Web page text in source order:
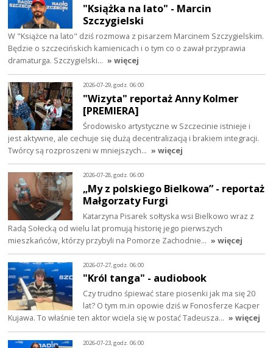
"Książka na lato" - Marcin
Szczygielski
W "Książce na lato" dziś rozmowa z pisarzem Marcinem Szczygielskim.
Będzie o szczecińskich kamienicach i o tym co o zawał przyprawia
dramaturga. Szczygielski… » więcej
2026-07-29, godz. 06:00
"Wizyta" reportaż Anny Kolmer
[PREMIERA]
Środowisko artystyczne w Szczecinie istnieje i
jest aktywne, ale cechuje się dużą decentralizacją i brakiem integracji.
Twórcy są rozproszeni w mniejszych… » więcej
2026-07-28, godz. 06:00
„My z polskiego Bielkowa” - reportaż
Małgorzaty Furgi
Katarzyna Pisarek sołtyska wsi Bielkowo wraz z
Radą Sołecką od wielu lat promują historię jego pierwszych
mieszkańców, którzy przybyli na Pomorze Zachodnie… » więcej
2026-07-27, godz. 06:00
"Król tanga" - audiobook
Czy trudno śpiewać stare piosenki jak ma się 20
lat? O tym m.in opowie dziś w Fonosferze Kacper
Kujawa. To właśnie ten aktor wciela się w postać Tadeusza… » więcej
2026-07-23, godz. 06:00